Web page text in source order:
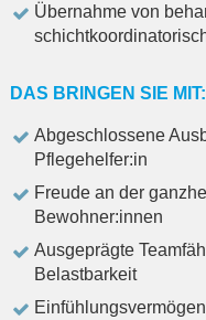
Übernahme von
DAS BRINGEN SIE MIT:
Abgeschlossene
Pflegehelfer:in
Freude an der
Bewohner:innen
Ausgeprägte
Belastbarkeit